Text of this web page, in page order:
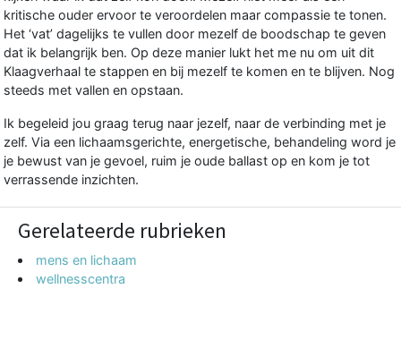
kritische ouder ervoor te veroordelen maar compassie te tonen.
Het ‘vat’ dagelijks te vullen door mezelf de boodschap te geven
dat ik belangrijk ben. Op deze manier lukt het me nu om uit dit
Klaagverhaal te stappen en bij mezelf te komen en te blijven. Nog
steeds met vallen en opstaan.
Ik begeleid jou graag terug naar jezelf, naar de verbinding met je
zelf. Via een lichaamsgerichte, energetische, behandeling word je
je bewust van je gevoel, ruim je oude ballast op en kom je tot
verrassende inzichten.
Gerelateerde rubrieken
mens en lichaam
wellnesscentra